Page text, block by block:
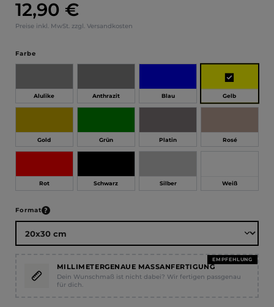
Regulärer Preis:
12,90 €
Preise inkl. MwSt. zzgl. Versandkosten
Farbeauswählen
Alulike Anthrazit Blau Gelb
Gold Grün Platin Rosé
Rot Schwarz Silber Weiß
Formatauswählen
EMPFEHLUNG
MILLIMETERGENAUE MASSANFERTIGUNG
Dein Wunschmaß ist nicht dabei? Wir fertigen passgenau
für dich.